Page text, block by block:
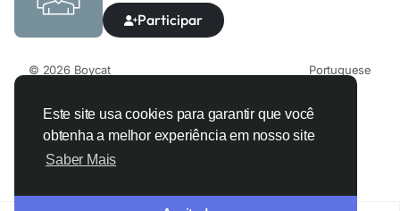
Este site usa cookies para garantir que você
obtenha a melhor experiência em nosso site
Saber Mais
Participar
© 2026 Boycat
Portuguese